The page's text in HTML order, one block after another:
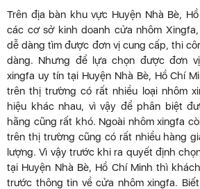
Trên địa bàn khu vực Huyện Nhà Bè,
các cơ sở kinh doanh cửa nhôm
dễ dàng tìm được đơn vị cung cấp, thi
dàng. Nhưng để lựa chọn được đơn
xingfa uy tín tại Huyện Nhà Bè, Hồ Chí
trên thị trường có rất nhiều loại nhôm
hiệu khác nhau, vì vậy để phân biệt
hãng cũng rất khó. Ngoài nhôm xingfa
trên thị trường cũng có rất nhiều hàng
lượng. Vì vậy trước khi ra quyết định
tại Huyện Nhà Bè, Hồ Chí Minh thì
trước thông tin về cửa nhôm xingfa.